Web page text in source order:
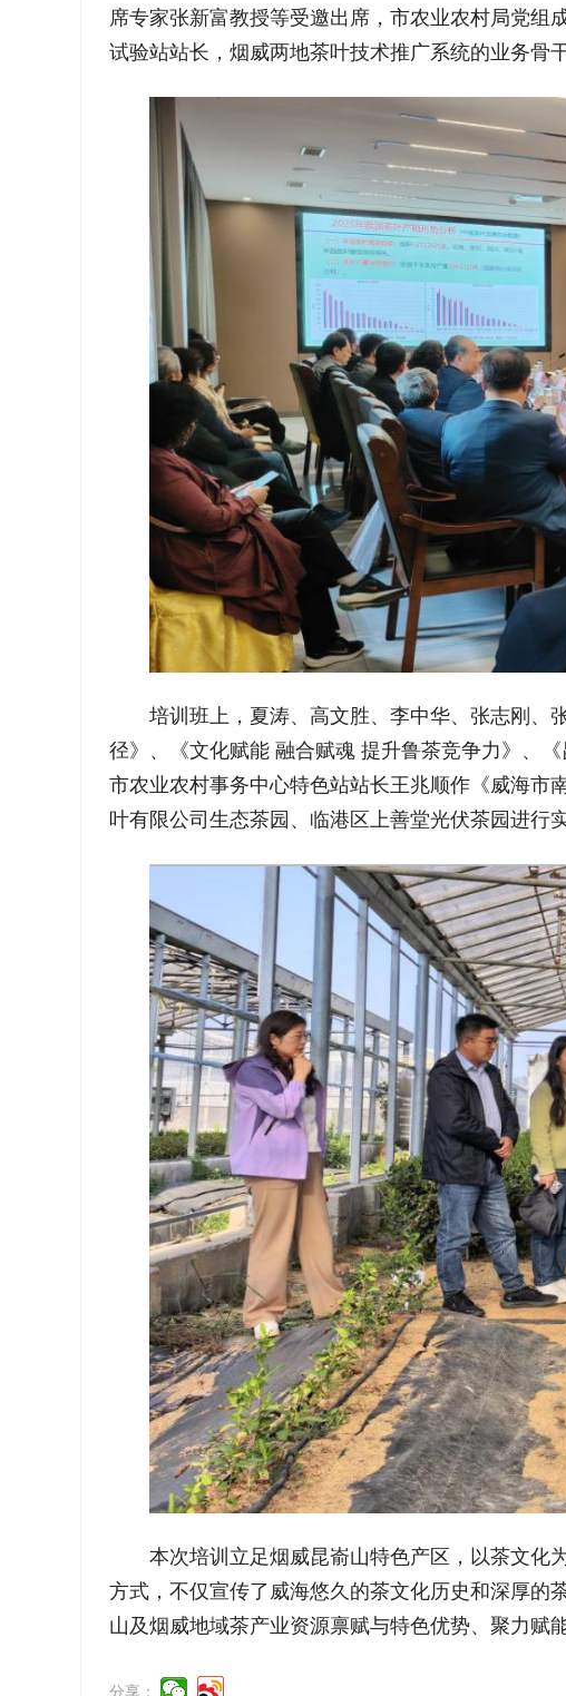
席专家张新富教授等受邀出席，市农业农村局党组
试验站站长，烟威两地茶叶技术推广系统的业务骨
培训班上，夏涛、高文胜、李中华、张志刚、
径》、《文化赋能 融合赋魂 提升鲁茶竞争力》、
市农业农村事务中心特色站站长王兆顺作《威海市
叶有限公司生态茶园、临港区上善堂光伏茶园进行
本次培训立足烟威昆嵛山特色产区，以茶文化
方式，不仅宣传了威海悠久的茶文化历史和深厚的
山及烟威地域茶产业资源禀赋与特色优势、聚力赋
分享：